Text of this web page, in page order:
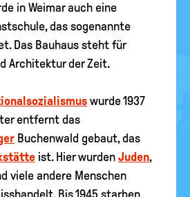
in Weimar auch eine
das sogenannte
Das Bauhaus steht für
Architektur der Zeit.
wurde 1937
entfernt das
Buchenwald gebaut, das
ist. Hier wurden Juden,
viele andere Menschen